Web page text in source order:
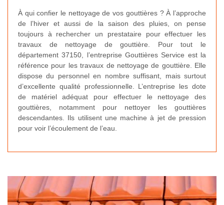
À qui confier le nettoyage de vos gouttières ? À l’approche
de l’hiver et aussi de la saison des pluies, on pense
toujours à rechercher un prestataire pour effectuer les
travaux de nettoyage de gouttière. Pour tout le
département 37150, l’entreprise Gouttières Service est la
référence pour les travaux de nettoyage de gouttière. Elle
dispose du personnel en nombre suffisant, mais surtout
d’excellente qualité professionnelle. L’entreprise les dote
de matériel adéquat pour effectuer le nettoyage des
gouttières, notamment pour nettoyer les gouttières
descendantes. Ils utilisent une machine à jet de pression
pour voir l’écoulement de l’eau.